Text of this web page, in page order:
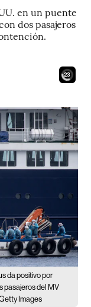
en un puente
dos pasajeros
21
da positivo por
pasajeros del MV
Images